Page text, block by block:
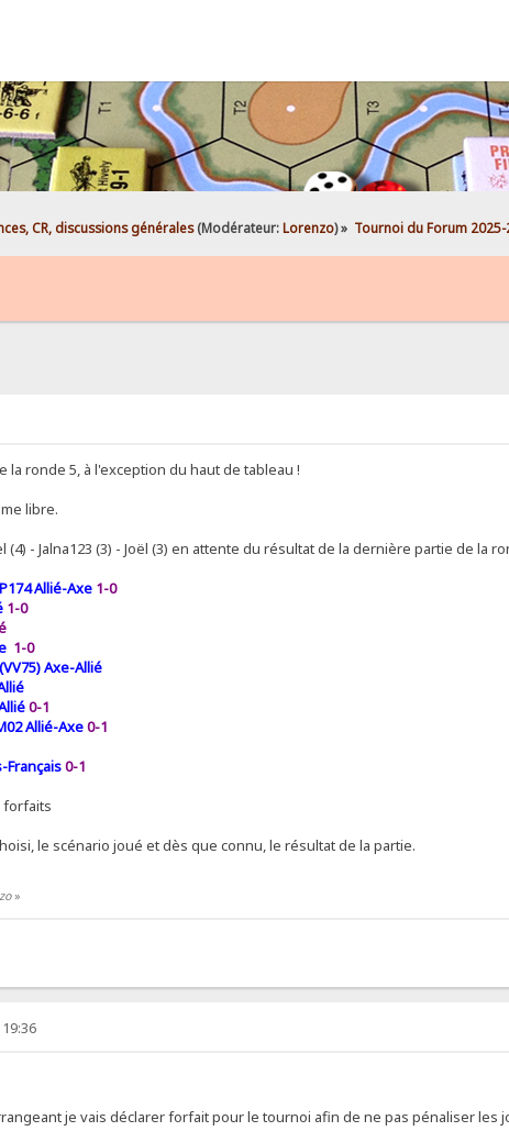
CR, discussions générales(Modérateur:Lorenzo) » Tournoi du Forum
la ronde 5, à l'exception du haut de tableau !
libre.
(4) - Jalna123 (3) - Joël (3) en attente du résultat de la dernière partie de la
Allié-Axe 1-0
1-0
1-0
Axe-Allié
0-1
Allié-Axe0-1
Français0-1
forfaits
le scénario joué et dès que connu, le résultat de la partie.
»
je vais déclarer forfait pour le tournoi afin de ne pas pénaliser les